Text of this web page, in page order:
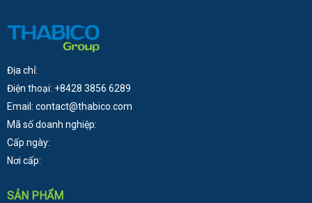
Địa chỉ:
Điện thoại: +8428 3856 6289
Email: contact@thabico.com
Mã số doanh nghiệp:
Cấp ngày:
Nơi cấp:
SẢN PHẨM